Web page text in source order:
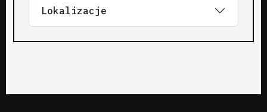
Lokalizacje